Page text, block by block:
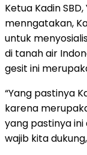
Ketua Kadin
menngatakan,
untuk
di tanah air
gesit ini
“Yang pastinya
karena
yang pastinya
wajib kita